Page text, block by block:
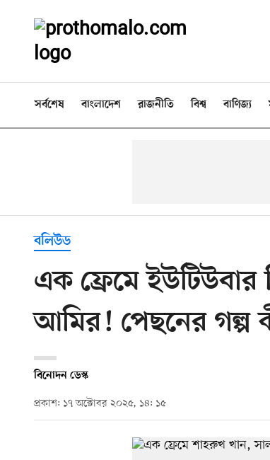
সর্বশেষ বাংলাদেশ রাজনীতি বিশ্ব বাণিজ্য
বলিউড
এক ফ্রেমে ইউটিউবার
আমির! পেছনের গল্প
বিনোদন ডেস্ক
প্রকাশ: ১৭ অক্টোবর ২০২৫, ১৪: ১৫